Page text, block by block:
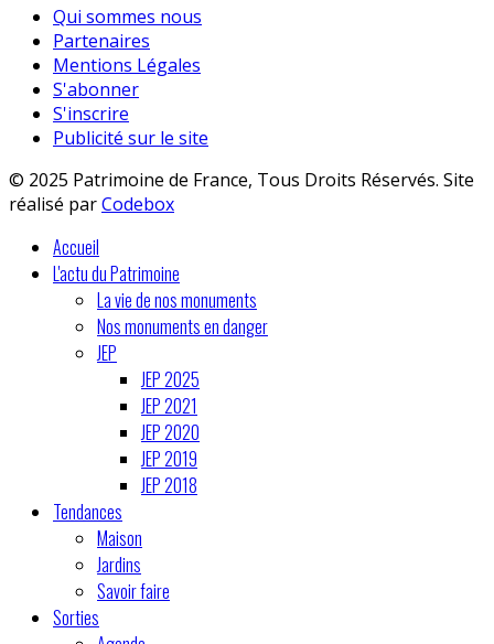
Qui sommes nous
Partenaires
Mentions Légales
S'abonner
S'inscrire
Publicité sur le site
© 2025 Patrimoine de France, Tous Droits Réservés. Site
réalisé parCodebox
Accueil
L'actu du Patrimoine
La vie de nos monuments
Nos monuments en danger
JEP
JEP 2025
JEP 2021
JEP 2020
JEP 2019
JEP 2018
Tendances
Maison
Jardins
Savoir faire
Sorties